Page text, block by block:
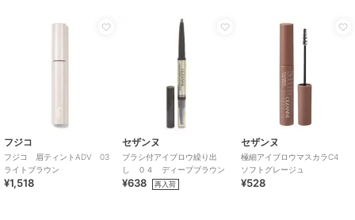
フジコ
フジコ 眉ティントADV 03
ライトブラウン
¥1,518
セザンヌ
ブラシ付アイブロウ繰り出
し ０４ ディープブラウン
¥638 再入荷
セザンヌ
極細アイブロウマスカラC4
ソフトグレージュ
¥528